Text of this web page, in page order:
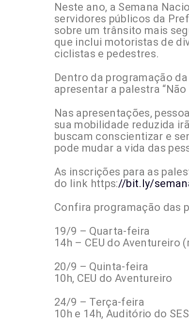
Neste ano, a Semana
servidores públicos da
sobre um trânsito mais
que inclui motoristas de
ciclistas e pedestres.
Dentro da programação
apresentar a palestra
Nas apresentações,
sua mobilidade reduzida
buscam conscientizar e
pode mudar a vida das
As inscrições para as
do link https://bit.ly/
Confira programação das
19/9 – Quarta-feira
14h – CEU do Aventureiro
20/9 – Quinta-feira
10h, CEU do Aventureiro
24/9 – Terça-feira
10h e 14h, Auditório do